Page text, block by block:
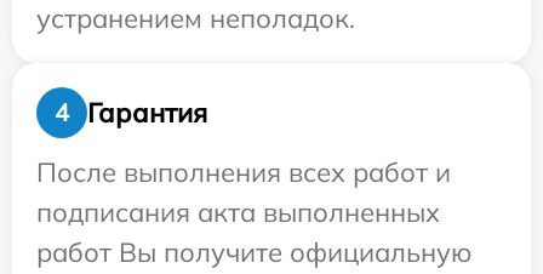
устранением неполадок.
4
Гарантия
После выполнения всех работ и
подписания акта выполненных
работ Вы получите официальную